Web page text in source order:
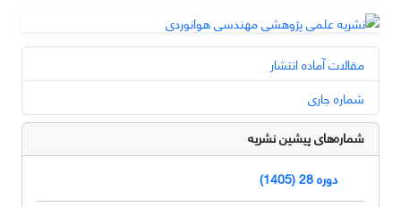
مقالات آماده انتشار
شماره جاری
شماره‌های پیشین نشریه
دوره 28 (1405)